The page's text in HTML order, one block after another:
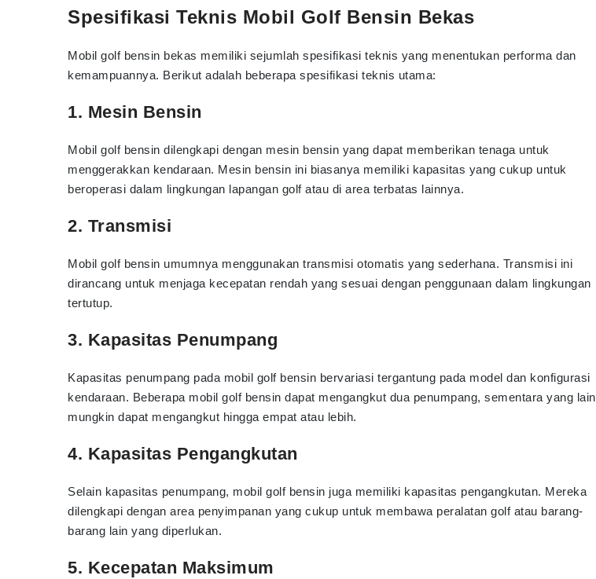
Spesifikasi Teknis Mobil Golf Bensin Bekas
Mobil golf bensin bekas memiliki sejumlah spesifikasi teknis yang menentukan performa dan
kemampuannya. Berikut adalah beberapa spesifikasi teknis utama:
1. Mesin Bensin
Mobil golf bensin dilengkapi dengan mesin bensin yang dapat memberikan tenaga untuk
menggerakkan kendaraan. Mesin bensin ini biasanya memiliki kapasitas yang cukup untuk
beroperasi dalam lingkungan lapangan golf atau di area terbatas lainnya.
2. Transmisi
Mobil golf bensin umumnya menggunakan transmisi otomatis yang sederhana. Transmisi ini
dirancang untuk menjaga kecepatan rendah yang sesuai dengan penggunaan dalam lingkungan
tertutup.
3. Kapasitas Penumpang
Kapasitas penumpang pada mobil golf bensin bervariasi tergantung pada model dan konfigurasi
kendaraan. Beberapa mobil golf bensin dapat mengangkut dua penumpang, sementara yang lain
mungkin dapat mengangkut hingga empat atau lebih.
4. Kapasitas Pengangkutan
Selain kapasitas penumpang, mobil golf bensin juga memiliki kapasitas pengangkutan. Mereka
dilengkapi dengan area penyimpanan yang cukup untuk membawa peralatan golf atau barang-
barang lain yang diperlukan.
5. Kecepatan Maksimum